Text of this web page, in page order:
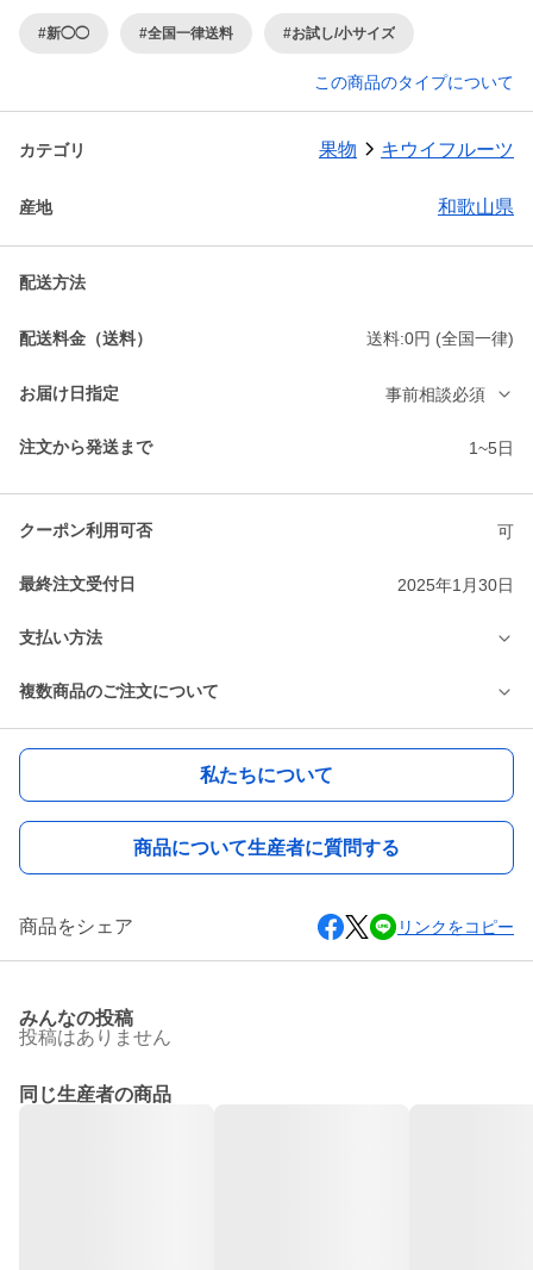
#新◯◯ #全国一律送料 #お試し/小サイズ
この商品のタイプについて
カテゴリ 果物 キウイフルーツ
産地 和歌山県
配送方法
配送料金（送料） 送料:0円 (全国一律)
お届け日指定 事前相談必須
注文から発送まで 1~5日
クーポン利用可否 可
最終注文受付日 2025年1月30日
支払い方法
複数商品のご注文について
私たちについて
商品について生産者に質問する
商品をシェア リンクをコピー
みんなの投稿
投稿はありません
同じ生産者の商品